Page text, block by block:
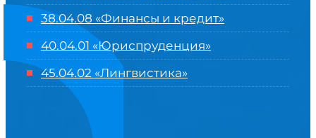
38.04.08 «Финансы и кредит»
40.04.01 «Юриспруденция»
45.04.02 «Лингвистика»